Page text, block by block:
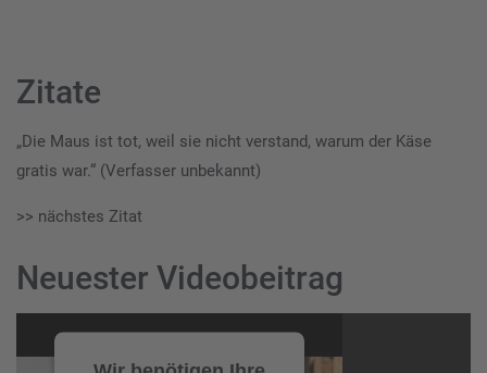
Zitate
„Die Maus ist tot, weil sie nicht verstand, warum der Käse
gratis war.“ (Verfasser unbekannt)
>> nächstes Zitat
Neuester Videobeitrag
Player